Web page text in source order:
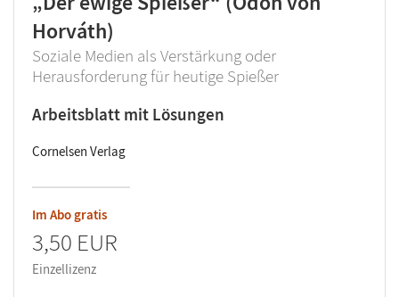
Horváth)
Soziale Medien als Verstärkung oder
Herausforderung für heutige Spießer
Arbeitsblatt mit Lösungen
Cornelsen Verlag
Im Abo gratis
3,50 EUR
Einzellizenz